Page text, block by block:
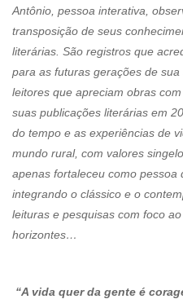
Antônio, pessoa interativa,
transposição de seus
literárias. São registros que
para as futuras gerações de
leitores que apreciam obras
suas publicações literárias em
do tempo e as experiências de
mundo rural, com valores
apenas fortaleceu como pessoa
integrando o clássico e o
leituras e pesquisas com foco
horizontes…
“A vida quer da gente é